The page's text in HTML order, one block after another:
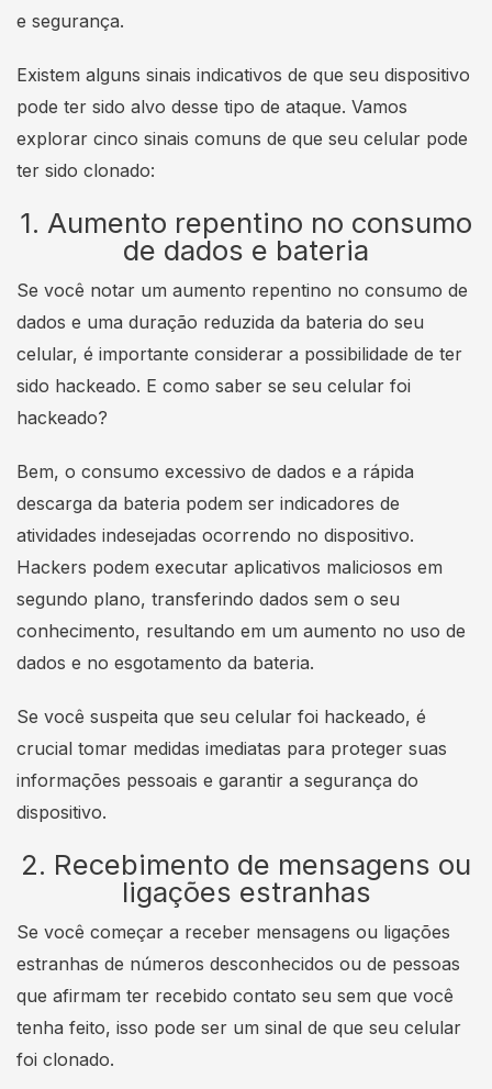
e segurança.
Existem alguns sinais indicativos de que seu dispositivo
pode ter sido alvo desse tipo de ataque. Vamos
explorar cinco sinais comuns de que seu celular pode
ter sido clonado:
1. Aumento repentino no consumo
de dados e bateria
Se você notar um aumento repentino no consumo de
dados e uma duração reduzida da bateria do seu
celular, é importante considerar a possibilidade de ter
sido hackeado. E como saber se seu celular foi
hackeado?
Bem, o consumo excessivo de dados e a rápida
descarga da bateria podem ser indicadores de
atividades indesejadas ocorrendo no dispositivo.
Hackers podem executar aplicativos maliciosos em
segundo plano, transferindo dados sem o seu
conhecimento, resultando em um aumento no uso de
dados e no esgotamento da bateria.
Se você suspeita que seu celular foi hackeado, é
crucial tomar medidas imediatas para proteger suas
informações pessoais e garantir a segurança do
dispositivo.
2. Recebimento de mensagens ou
ligações estranhas
Se você começar a receber mensagens ou ligações
estranhas de números desconhecidos ou de pessoas
que afirmam ter recebido contato seu sem que você
tenha feito, isso pode ser um sinal de que seu celular
foi clonado.